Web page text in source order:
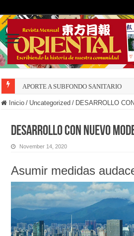
APORTE A SUBFONDO SANITARIO
Inicio / Uncategorized / DESARROLLO
DESARROLLO CON NUEVO
November 14, 2020
Asumir medidas